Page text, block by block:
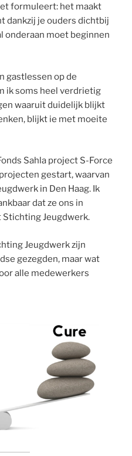
formuleert: het maakt
dankzij je ouders dichtbij
onderaan moet beginnen
gastlessen op de
ik soms heel verdrietig
waaruit duidelijk blijkt
blijkt ie met moeite
Sahla project S-Force
gestart, waarvan
in Den Haag. Ik
dat ze ons in
Jeugdwerk.
Jeugdwerk zijn
gezegden, maar wat
alle medewerkers